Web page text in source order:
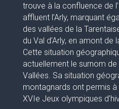
trouve à la confluence de
affluent l’Arly, marquant
des vallées de la
du Val d’Arly, en amont de
Cette situation
actuellement le surnom
Vallées. Sa situation
montagnards ont permis à
XVIe Jeux olympiques